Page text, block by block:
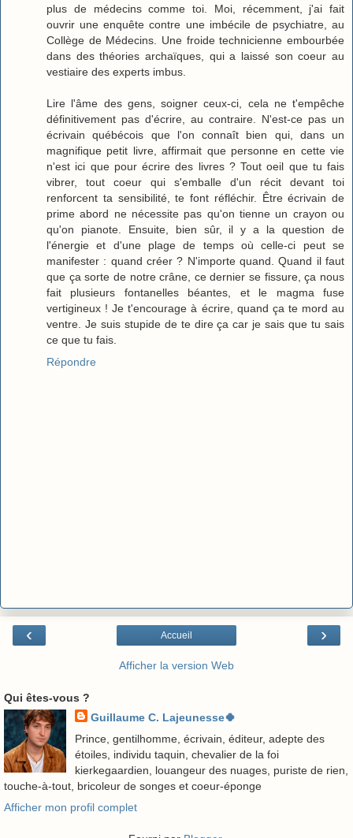
plus de médecins comme toi. Moi, récemment, j'ai fait
ouvrir une enquête contre une imbécile de psychiatre, au
Collège de Médecins. Une froide technicienne embourbée
dans des théories archaïques, qui a laissé son coeur au
vestiaire des experts imbus.
Lire l'âme des gens, soigner ceux-ci, cela ne t'empêche
définitivement pas d'écrire, au contraire. N'est-ce pas un
écrivain québécois que l'on connaît bien qui, dans un
magnifique petit livre, affirmait que personne en cette vie
n'est ici que pour écrire des livres ? Tout oeil que tu fais
vibrer, tout coeur qui s'emballe d'un récit devant toi
renforcent ta sensibilité, te font réfléchir. Être écrivain de
prime abord ne nécessite pas qu'on tienne un crayon ou
qu'on pianote. Ensuite, bien sûr, il y a la question de
l'énergie et d'une plage de temps où celle-ci peut se
manifester : quand créer ? N'importe quand. Quand il faut
que ça sorte de notre crâne, ce dernier se fissure, ça nous
fait plusieurs fontanelles béantes, et le magma fuse
vertigineux ! Je t'encourage à écrire, quand ça te mord au
ventre. Je suis stupide de te dire ça car je sais que tu sais
ce que tu fais.
Répondre
‹ ›
Accueil
Afficher la version Web
Qui êtes-vous ?
Guillaume C. Lajeunesse🍀
Prince, gentilhomme, écrivain, éditeur, adepte des
étoiles, individu taquin, chevalier de la foi
kierkegaardien, louangeur des nuages, puriste de rien,
touche-à-tout, bricoleur de songes et coeur-éponge
Afficher mon profil complet